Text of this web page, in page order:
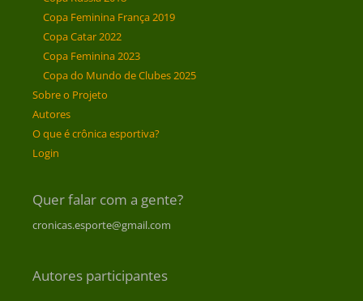
Copa Feminina França 2019
Copa Catar 2022
Copa Feminina 2023
Copa do Mundo de Clubes 2025
Sobre o Projeto
Autores
O que é crônica esportiva?
Login
Quer falar com a gente?
cronicas.esporte@gmail.com
Autores participantes